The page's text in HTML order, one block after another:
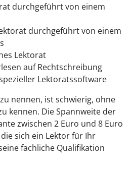
durchgeführt von einem
durchgeführt von einem
Lektorat
auf Rechtschreibung
Lektoratssoftware
nennen, ist schwierig, ohne
kennen. Die Spannweite der
zwischen 2 Euro und 8 Euro
sich ein Lektor für Ihr
fachliche Qualifikation